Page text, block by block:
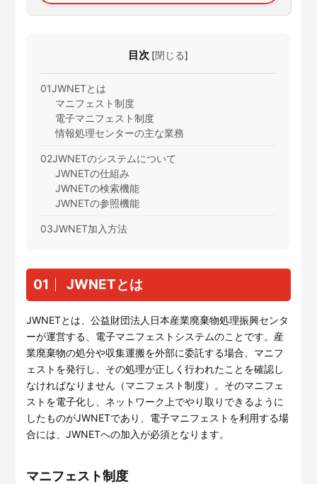
目次 [閉じる]
01JWNETとは
マニフェスト制度
電子マニフェスト制度
情報処理センターの主な業務
02JWNETのシステムについて
JWNETの仕組み
JWNETの検索機能
JWNETの参照機能
03JWNET加入方法
01 JWNETとは
JWNETとは、公益財団法人日本産業廃棄物処理振興センタ
ーが運営する、電子マニフェストシステムのことです。産
業廃棄物の処分や収集運搬を外部に委託する場合、マニフ
ェストを発行し、その処理が正しく行われたことを確認し
なければなりません（マニフェスト制度）。そのマニフェ
ストを電子化し、ネットワーク上でやり取りできるように
したものがJWNETであり、電子マニフェストを利用する場
合には、JWNETへの加入が必須となります。
マニフェスト制度